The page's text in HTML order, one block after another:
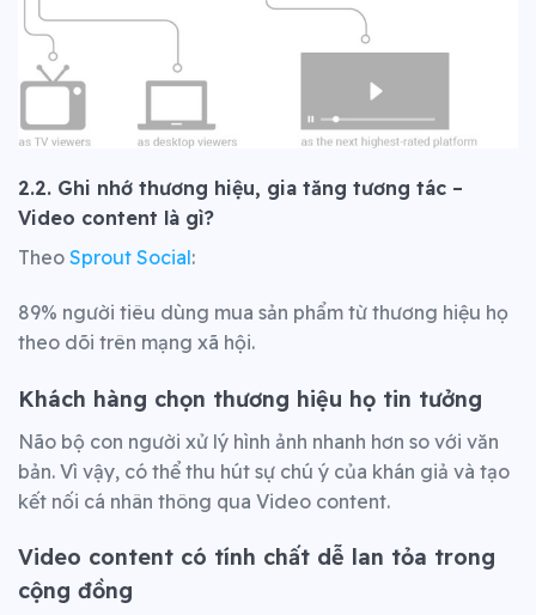
2.2. Ghi nhớ thương hiệu, gia tăng tương tác –
Video content là gì?
Theo Sprout Social:
89% người tiêu dùng mua sản phẩm từ thương hiệu họ
theo dõi trên mạng xã hội.
Khách hàng chọn thương hiệu họ tin tưởng
Não bộ con người xử lý hình ảnh nhanh hơn so với văn
bản. Vì vậy, có thể thu hút sự chú ý của khán giả và tạo
kết nối cá nhân thông qua Video content.
Video content có tính chất dễ lan tỏa trong
cộng đồng